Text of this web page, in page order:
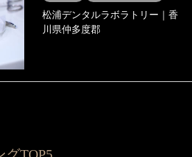
松浦デンタルラボラトリー｜香
川県仲多度郡